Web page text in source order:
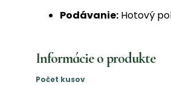
Podávanie: Hotový
Informácie o produkte
Počet kusov